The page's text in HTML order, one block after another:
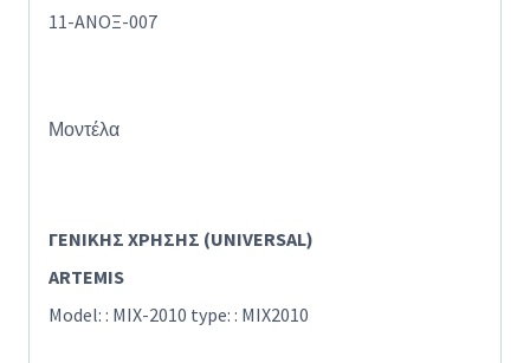
11-ΑΝΟΞ-007
Μοντέλα
ΓΕΝΙΚΗΣ ΧΡΗΣΗΣ (UNIVERSAL)
ARTEMIS
Model: : MIX-2010 type: : MIX2010